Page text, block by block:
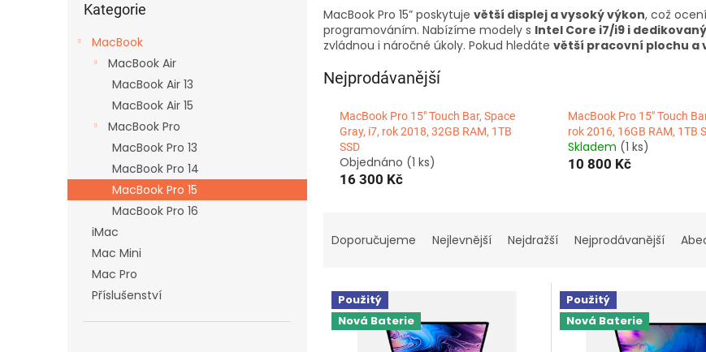
e
l
kategorie
Kategorie
MacBook
MacBook Air
MacBook Air 13
MacBook Air 15
MacBook Pro
MacBook Pro 13
MacBook Pro 14
MacBook Pro 15
MacBook Pro 16
iMac
Mac Mini
Mac Pro
Příslušenství
MacBook Pro 15” poskytuje větší displej a vysoký výkon, což
programováním. Nabízíme modely s Intel Core i7/i9 i
zvládnou i náročné úkoly. Pokud hledáte větší pracovní plochu a
Nejprodávanější
MacBook Pro 15" Touch Bar, Space
Gray, i7, rok 2018, 32GB RAM, 1TB
SSD
Objednáno (1 ks)
16 300 Kč
MacBook Pro 15" Touch
rok 2016, 16GB RAM, 1TB
Skladem (1 ks)
10 800 Kč
Doporučujeme Nejlevnější Nejdražší Nejprodávanější
V Použitý
Nová Baterie
Použitý
Nová Baterie